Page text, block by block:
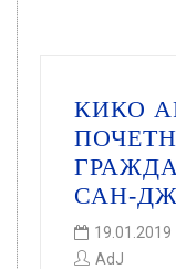
КИКО
САН-
19.01.2019
AdJ